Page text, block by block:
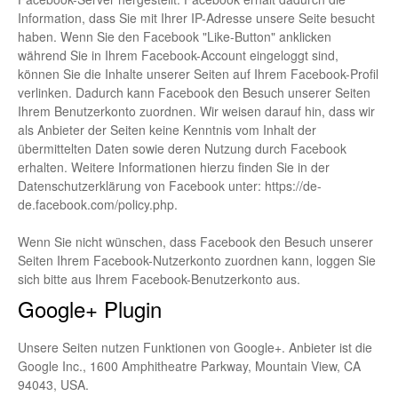
Information, dass Sie mit Ihrer IP-Adresse unsere Seite besucht
haben. Wenn Sie den Facebook "Like-Button" anklicken
während Sie in Ihrem Facebook-Account eingeloggt sind,
können Sie die Inhalte unserer Seiten auf Ihrem Facebook-Profil
verlinken. Dadurch kann Facebook den Besuch unserer Seiten
Ihrem Benutzerkonto zuordnen. Wir weisen darauf hin, dass wir
als Anbieter der Seiten keine Kenntnis vom Inhalt der
übermittelten Daten sowie deren Nutzung durch Facebook
erhalten. Weitere Informationen hierzu finden Sie in der
Datenschutzerklärung von Facebook unter: https://de-
de.facebook.com/policy.php.
Wenn Sie nicht wünschen, dass Facebook den Besuch unserer
Seiten Ihrem Facebook-Nutzerkonto zuordnen kann, loggen Sie
sich bitte aus Ihrem Facebook-Benutzerkonto aus.
Google+ Plugin
Unsere Seiten nutzen Funktionen von Google+. Anbieter ist die
Google Inc., 1600 Amphitheatre Parkway, Mountain View, CA
94043, USA.